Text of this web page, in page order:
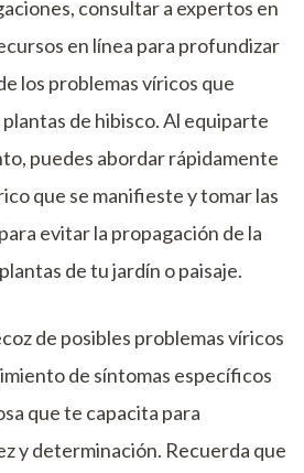
consultar a expertos en
en línea para profundizar
los problemas víricos que
de hibisco. Al equiparte
puedes abordar rápidamente
que se manifieste y tomar las
evitar la propagación de la
de tu jardín o paisaje.
de posibles problemas víricos
de síntomas específicos
que te capacita para
y determinación. Recuerda que